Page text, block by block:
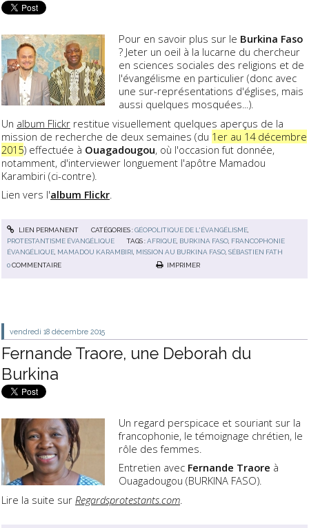
Pour en savoir plus sur le Burkina Faso
? Jeter un oeil à la lucarne du chercheur
en sciences sociales des religions et de
l'évangélisme en particulier (donc avec
une sur-représentations d'églises, mais
aussi quelques mosquées...).
Un album Flickr restitue visuellement quelques aperçus de la
mission de recherche de deux semaines (du 1er au 14 décembre
2015) effectuée à Ouagadougou, où l'occasion fut donnée,
notamment, d'interviewer longuement l'apôtre Mamadou
Karambiri (ci-contre).
Lien vers l'album Flickr
LIEN PERMANENT CATÉGORIES :GÉOPOLITIQUE DE L'ÉVANGÉLISME,
PROTESTANTISME ÉVANGÉLIQUE
TAGS :AFRIQUE BURKINA FASO FRANCOPHONIE
ÉVANGÉLIQUE MAMADOU KARAMBIRI MISSION AU BURKINA FASO ,SÉBASTIEN FATH
0COMMENTAIRE IMPRIMER
vendredi 18 décembre 2015
Fernande Traore, une Deborah du
Burkina
Un regard perspicace et souriant sur la
francophonie, le témoignage chrétien, le
rôle des femmes.
Entretien avec Fernande Traore à
Ouagadougou (BURKINA FASO).
Lire la suite sur Regardsprotestants.com